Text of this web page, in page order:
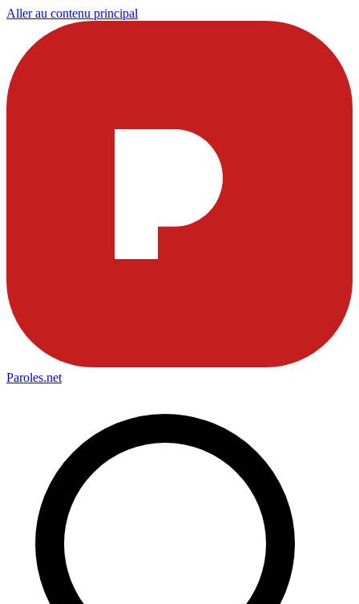
Aller au contenu principal
Paroles.net